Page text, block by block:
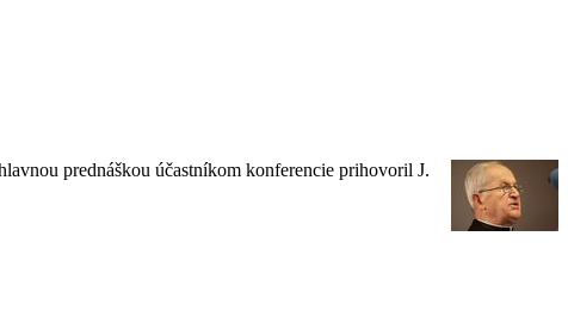
prednáškou účastníkom konferencie prihovoril J.